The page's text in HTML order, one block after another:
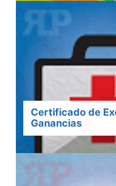
Certificado de
Ganancias